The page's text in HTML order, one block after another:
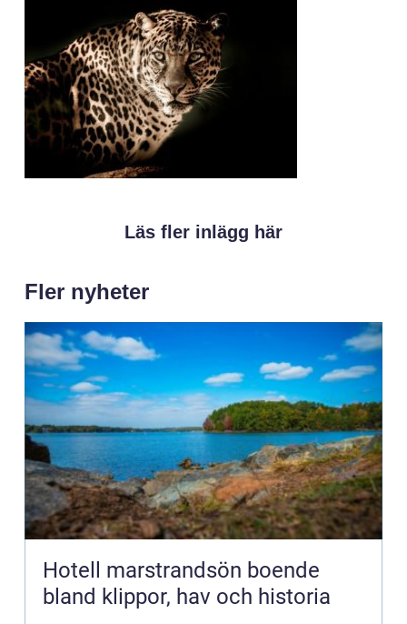
Läs fler inlägg här
Fler nyheter
Hotell marstrandsön boende
bland klippor, hav och historia